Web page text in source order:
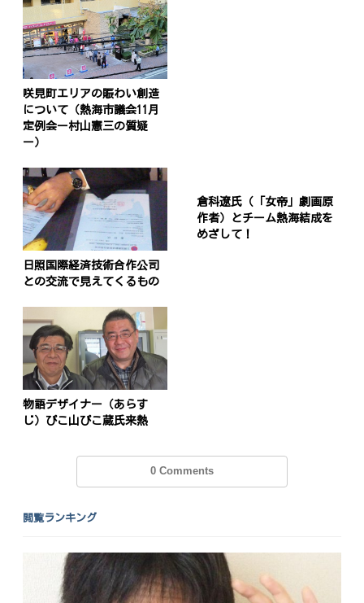
咲見町エリアの賑わい創造
について（熱海市議会11月
定例会ー村山憲三の質疑
ー）
日照国際経済技術合作公司
との交流で見えてくるもの
倉科遼氏（「女帝」劇画原
作者）とチーム熱海結成を
めざして！
物語デザイナー（あらす
じ）ぴこ山ぴこ蔵氏来熱
0 Comments
閲覧ランキング